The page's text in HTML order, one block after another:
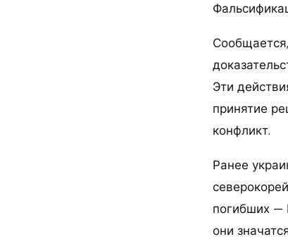
Эти
принятие
конфликт.
Ранее
погибших —
они